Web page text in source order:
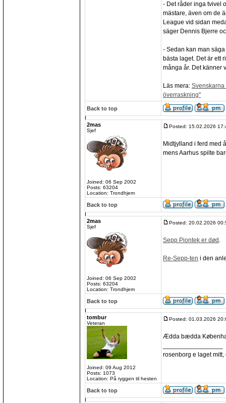
- Det råder inga tvivel
mästare, även om de
League vid sidan
säger Dennis Bjerre
- Sedan kan man
bästa laget. Det är ett
många år. Det känner
Läs mera: Svenskarna
överraskning"
Back to top
2mas
Sjef
Joined: 06 Sep 2002
Posts: 63204
Location: Trondhjem
Posted: 15.02.2026
Midtjylland i ferd med
mens Aarhus spilte
Back to top
2mas
Sjef
Joined: 06 Sep 2002
Posts: 63204
Location: Trondhjem
Posted: 20.02.2026
Sepp Piontek er død .
Re-Sepp-ten i den
Back to top
tombur
Veteran
Joined: 09 Aug 2012
Posts: 1073
Location: På ryggen til hesten
Posted: 01.03.2026
Ædda bædda
rosenborg e laget mitt,
Back to top